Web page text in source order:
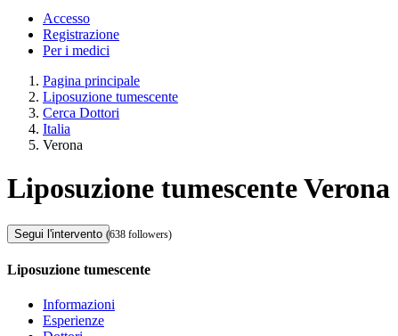
Accesso
Registrazione
Per i medici
Pagina principale
Liposuzione tumescente
Cerca Dottori
Italia
Verona
Liposuzione tumescente Verona
Segui l'intervento (638 followers)
Liposuzione tumescente
Informazioni
Esperienze